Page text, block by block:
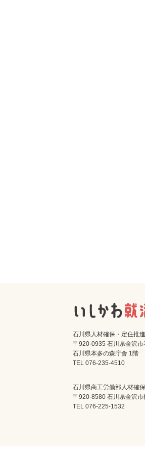
石川県人材確保・定住推
〒920-0935 石川県金沢
石川県本多の森庁舎 1階
TEL 076-235-4510
石川県商工労働部人材確
〒920-8580 石川県金沢
TEL 076-225-1532